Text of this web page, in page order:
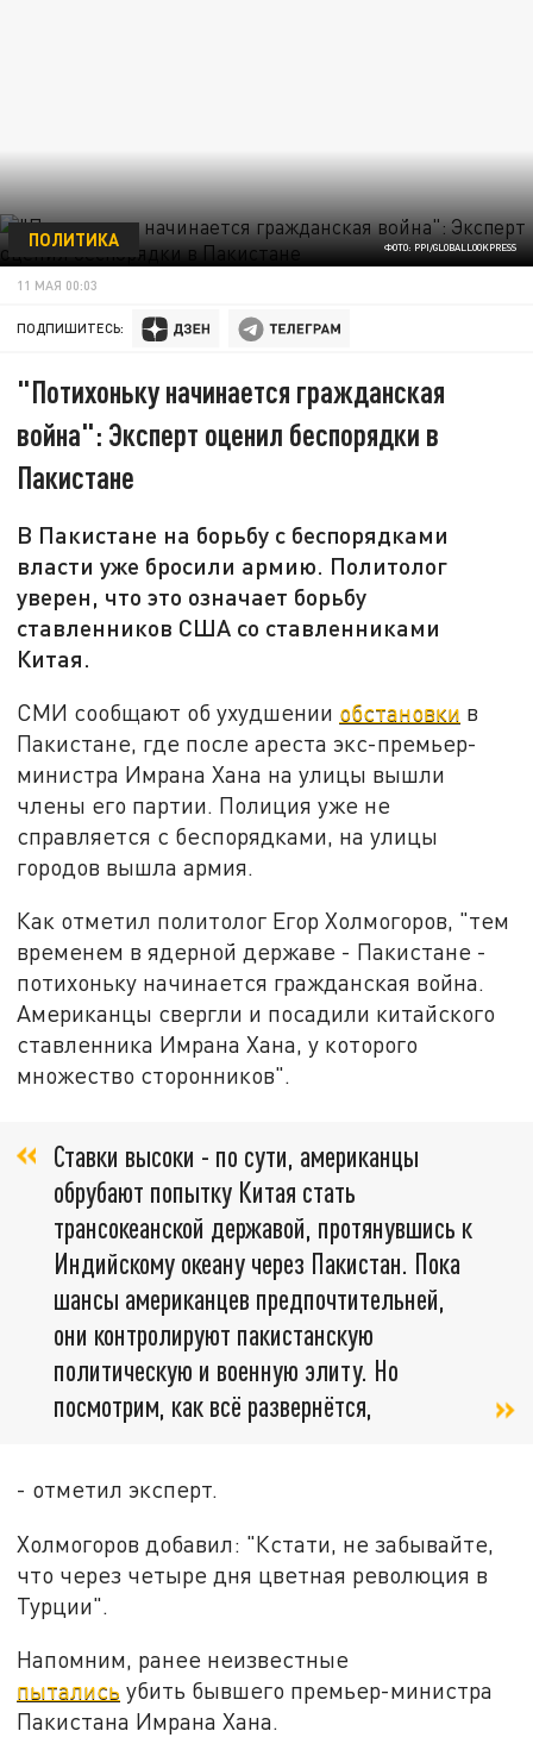
ФОТО: PPI/GLOBALLOOKPRESS
ПОЛИТИКА
11 МАЯ 00:03
ПОДПИШИТЕСЬ:
"Потихоньку начинается гражданская
война": Эксперт оценил беспорядки в
Пакистане
В Пакистане на борьбу с беспорядками
власти уже бросили армию. Политолог
уверен, что это означает борьбу
ставленников США со ставленниками
Китая.
СМИ сообщают об ухудшении обстановки в
Пакистане, где после ареста экс-премьер-
министра Имрана Хана на улицы вышли
члены его партии. Полиция уже не
справляется с беспорядками, на улицы
городов вышла армия.
Как отметил политолог Егор Холмогоров, "тем
временем в ядерной державе - Пакистане -
потихоньку начинается гражданская война.
Американцы свергли и посадили китайского
ставленника Имрана Хана, у которого
множество сторонников".
Ставки высоки - по сути, американцы
обрубают попытку Китая стать
трансокеанской державой, протянувшись к
Индийскому океану через Пакистан. Пока
шансы американцев предпочтительней,
они контролируют пакистанскую
политическую и военную элиту. Но
посмотрим, как всё развернётся,
- отметил эксперт.
Холмогоров добавил: "Кстати, не забывайте,
что через четыре дня цветная революция в
Турции".
Напомним, ранее неизвестные
пытались убить бывшего премьер-министра
Пакистана Имрана Хана.